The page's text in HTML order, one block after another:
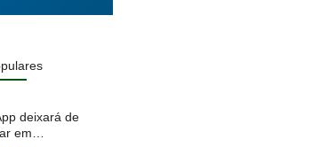
deixará de
em…